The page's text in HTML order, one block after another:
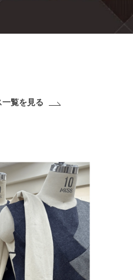
一覧を見る